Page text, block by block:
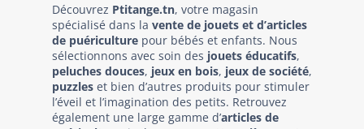
Découvrez Ptitange.tn, votre magasin
spécialisé dans la vente de jouets et d’articles
de puériculture pour bébés et enfants. Nous
sélectionnons avec soin des jouets éducatifs,
peluches douces, jeux en bois, jeux de société,
puzzles et bien d’autres produits pour stimuler
l’éveil et l’imagination des petits. Retrouvez
également une large gamme d’articles de